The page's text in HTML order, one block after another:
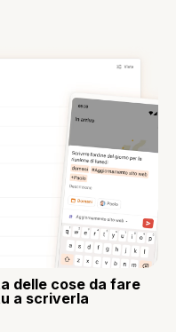
delle cose da fare
a scriverla